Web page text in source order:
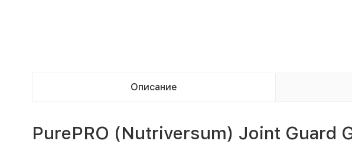
Описание
PurePRO (Nutriversum) Joint Guard